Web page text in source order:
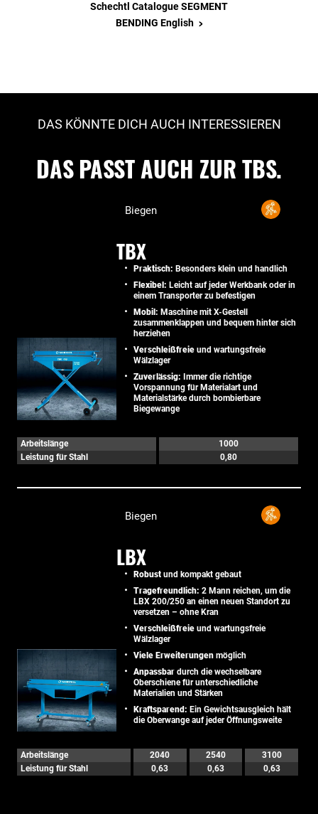
Schechtl Catalogue SEGMENT
BENDING English >
DAS KÖNNTE DICH AUCH INTERESSIEREN
DAS PASST AUCH ZUR TBS.
Biegen
TBX
Praktisch: Besonders klein und handlich
Flexibel: Leicht auf jeder Werkbank oder in
einem Transporter zu befestigen
Mobil: Maschine mit X-Gestell
zusammenklappen und bequem hinter sich
herziehen
Verschleißfreie und wartungsfreie
Wälzlager
Zuverlässig: Immer die richtige
Vorspannung für Materialart und
Materialstärke durch bombierbare
Biegewange
Arbeitslänge
1000
Leistung für Stahl
0,80
Biegen
LBX
Robust und kompakt gebaut
Tragefreundlich: 2 Mann reichen, um die
LBX 200/250 an einen neuen Standort zu
versetzen – ohne Kran
Verschleißfreie und wartungsfreie
Wälzlager
Viele Erweiterungen möglich
Anpassbar durch die wechselbare
Oberschiene für unterschiedliche
Materialien und Stärken
Kraftsparend: Ein Gewichtsausgleich hält
die Oberwange auf jeder Öffnungsweite
Arbeitslänge 2040 2540
3100
Leistung für Stahl
0,63 0,63 0,63